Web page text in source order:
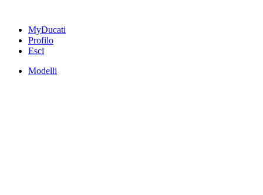
MyDucati
Profilo
Esci
Modelli